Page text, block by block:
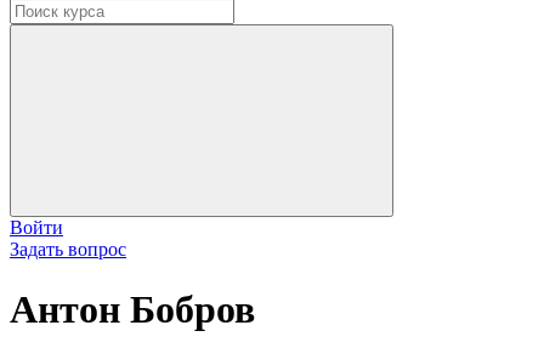
Войти
Задать вопрос
Антон Бобров